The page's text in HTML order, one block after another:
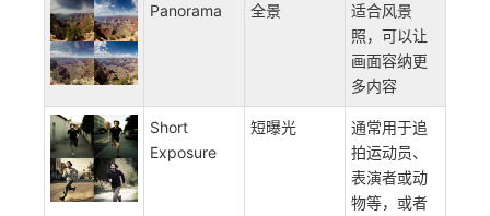
Panorama 全景
适合风景
照，可以让
画面容纳更
多内容
Short
Exposure
短曝光
通常用于追
拍运动员、
表演者或动
物等，或者